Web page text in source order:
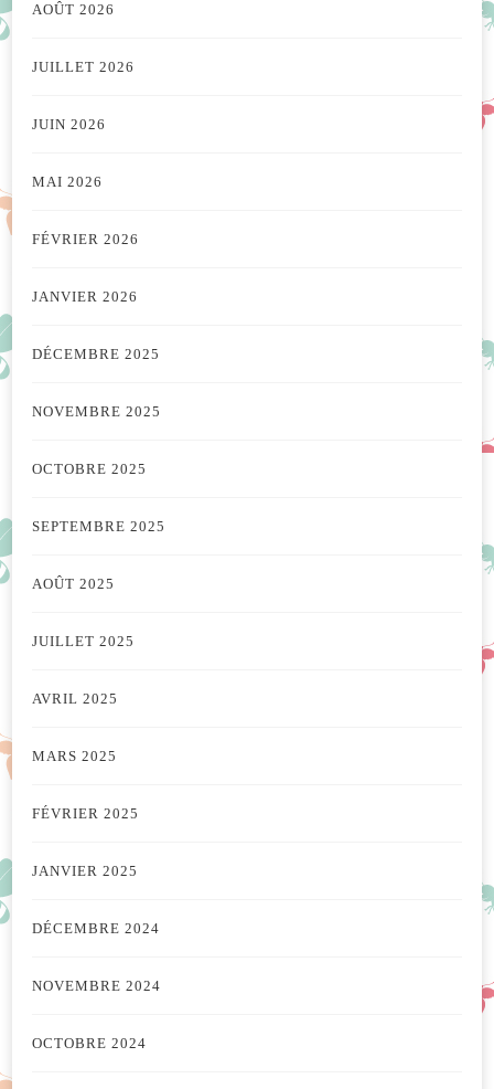
AOÛT 2026
JUILLET 2026
JUIN 2026
MAI 2026
FÉVRIER 2026
JANVIER 2026
DÉCEMBRE 2025
NOVEMBRE 2025
OCTOBRE 2025
SEPTEMBRE 2025
AOÛT 2025
JUILLET 2025
AVRIL 2025
MARS 2025
FÉVRIER 2025
JANVIER 2025
DÉCEMBRE 2024
NOVEMBRE 2024
OCTOBRE 2024